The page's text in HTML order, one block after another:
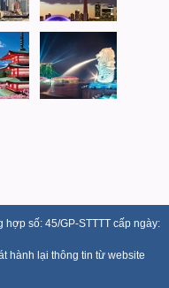
số: 45/GP-STTTT cấp ngày:
hành lại thông tin từ website